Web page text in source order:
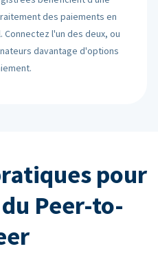
des paiements en
Connectez l'un des deux, ou
davantage d'options
pour
Peer-to-